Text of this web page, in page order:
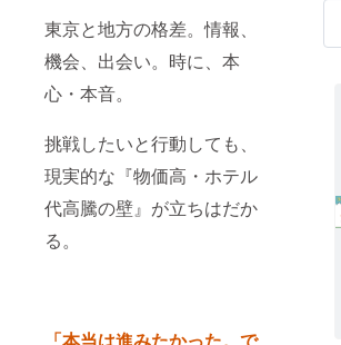
東京と地方の格差。情報、
機会、出会い。時に、本
心・本音。
挑戦したいと行動しても、
現実的な『物価高・ホテル
代高騰の壁』が立ちはだか
る。
「本当は進みたかった。で